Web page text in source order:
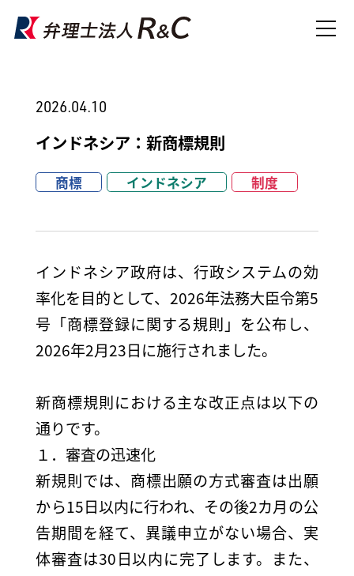
2026.04.10
インドネシア：新商標規則
商標 インドネシア 制度
インドネシア政府は、行政システムの効
率化を目的として、2026年法務大臣令第5
号「商標登録に関する規則」を公布し、
2026年2月23日に施行されました。
新商標規則における主な改正点は以下の
通りです。
１．審査の迅速化
新規則では、商標出願の方式審査は出願
から15日以内に行われ、その後2カ月の公
告期間を経て、異議申立がない場合、実
体審査は30日以内に完了します。また、